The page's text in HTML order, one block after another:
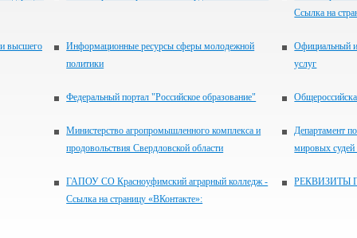
Ссылка на
высшего
Информационные ресурсы сферы молодежной
политики
Официальный
услуг
Федеральный портал "Российское образование"
Министерство агропромышленного комплекса и
продовольствия Свердловской области
Департамент
мировых судей
ГАПОУ СО Красноуфимский аграрный колледж -
Ссылка на страницу «ВКонтакте»:
РЕКВИЗИТЫ